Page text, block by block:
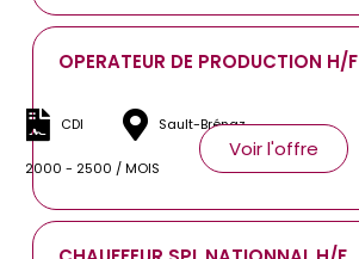
OPERATEUR DE PRODUCTION H/F
CDI Sault-Brénaz
2000 - 2500 / MOIS
Voir l'offre